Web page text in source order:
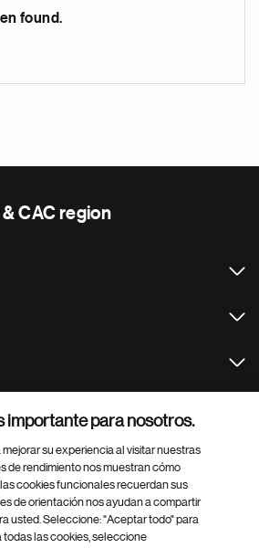
found.
CAC region
importante para nosotros.
su experiencia al visitar nuestras
de rendimiento nos muestran cómo
cookies funcionales recuerdan sus
de orientación nos ayudan a compartir
usted. Seleccione: "Aceptar todo" para
todas las cookies, seleccione